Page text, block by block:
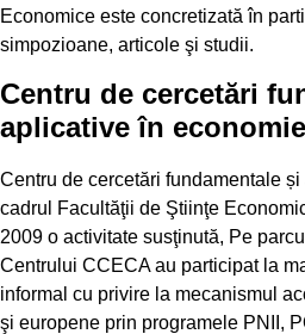
Economice este concretizată în
simpozioane, articole şi studii.
Centru de cercetări
aplicative în economie
Centru de cercetări fundamentale
cadrul Facultăţii de Ştiinţe
2009 o activitate susţinută, Pe
Centrului CCECA au participat la
informal cu privire la mecanismul
şi europene prin programele PNII,